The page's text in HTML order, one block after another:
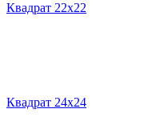
Квадрат 22х22
Квадрат 24х24